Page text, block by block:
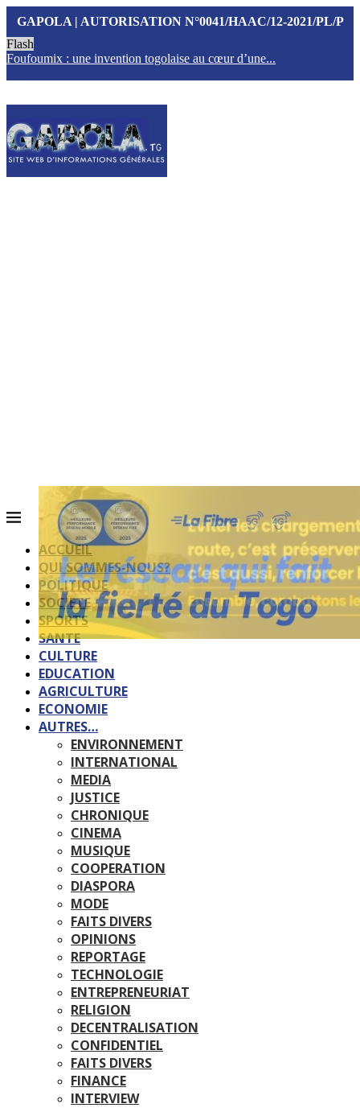
GAPOLA | AUTORISATION N°0041/HAAC/12-2021/PL/P
Flash
Foufoumix : une invention togolaise au cœur d’une...
ACCUEIL
QUI SOMMES-NOUS?
POLITIQUE
SOCIETE
SPORTS
SANTE
CULTURE
EDUCATION
AGRICULTURE
ECONOMIE
AUTRES…
ENVIRONNEMENT
INTERNATIONAL
MEDIA
JUSTICE
CHRONIQUE
CINEMA
MUSIQUE
COOPERATION
DIASPORA
MODE
FAITS DIVERS
OPINIONS
REPORTAGE
TECHNOLOGIE
ENTREPRENEURIAT
RELIGION
DECENTRALISATION
CONFIDENTIEL
FAITS DIVERS
FINANCE
INTERVIEW